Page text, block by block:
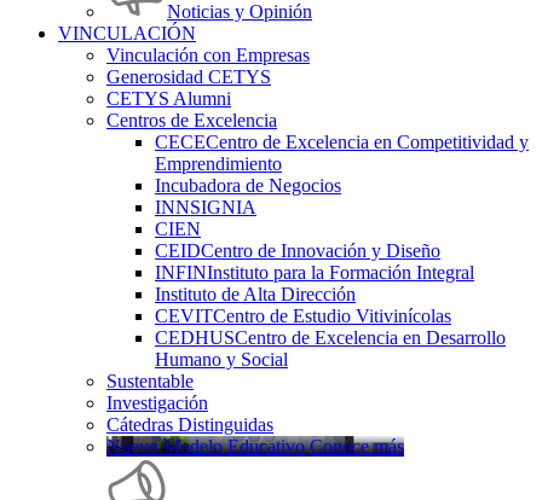
Noticias y Opinión
VINCULACIÓN
Vinculación con Empresas
Generosidad CETYS
CETYS Alumni
Centros de Excelencia
CECECentro de Excelencia en Competitividad y
Emprendimiento
Incubadora de Negocios
INNSIGNIA
CIEN
CEIDCentro de Innovación y Diseño
INFINInstituto para la Formación Integral
Instituto de Alta Dirección
CEVITCentro de Estudio Vitivinícolas
CEDHUSCentro de Excelencia en Desarrollo
Humano y Social
Sustentable
Investigación
Cátedras Distinguidas
Nuevo Modelo Educativo Conoce más